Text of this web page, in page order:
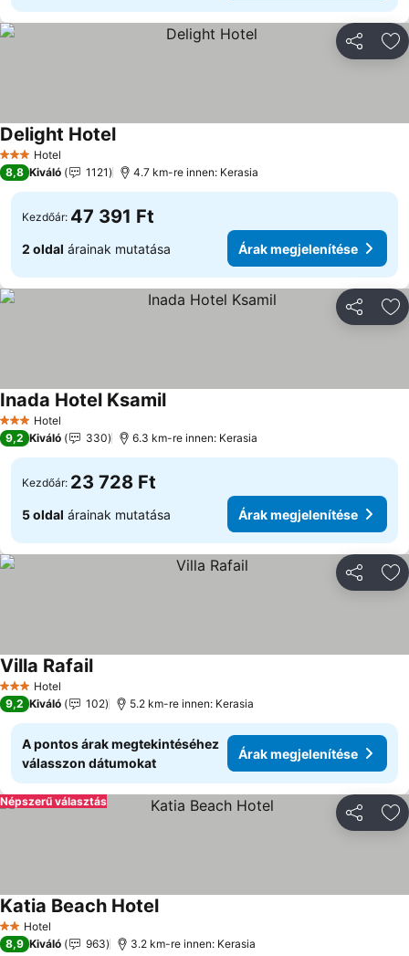
3 Kategória
Hotel
Delight Hotel
8,8 Kiváló 1121 4.7 km-re innen: Kerasia
Kezdőár: 47 391 Ft
2 oldal árainak mutatása Árak megjelenítése
3 Kategória
Hotel
Inada Hotel Ksamil
9,2 Kiváló 330 6.3 km-re innen: Kerasia
Kezdőár: 23 728 Ft
5 oldal árainak mutatása Árak megjelenítése
3 Kategória
Hotel
Villa Rafail
9,2 Kiváló 102 5.2 km-re innen: Kerasia
A pontos árak megtekintéséhez
válasszon dátumokat
Árak megjelenítése
Népszerű választás
2 Kategória
Hotel
Katia Beach Hotel
8,9 Kiváló 963 3.2 km-re innen: Kerasia